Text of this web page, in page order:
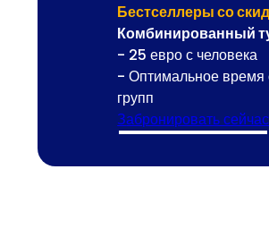
Бестселлеры со
Комбинированный
- 25 евро с человека
- Оптимальное время
групп
Забронировать сейчас